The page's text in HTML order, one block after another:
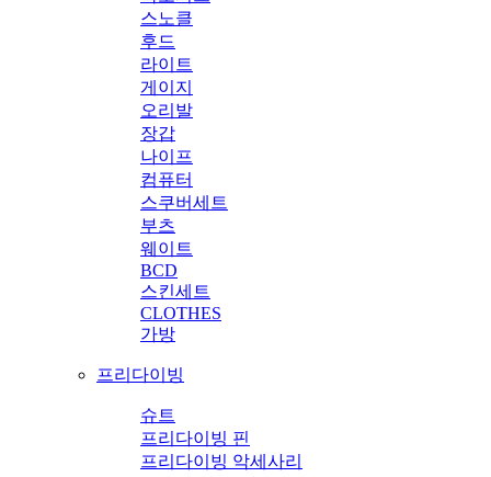
스노클
후드
라이트
게이지
오리발
장갑
나이프
컴퓨터
스쿠버세트
부츠
웨이트
BCD
스킨세트
CLOTHES
가방
프리다이빙
슈트
프리다이빙 핀
프리다이빙 악세사리